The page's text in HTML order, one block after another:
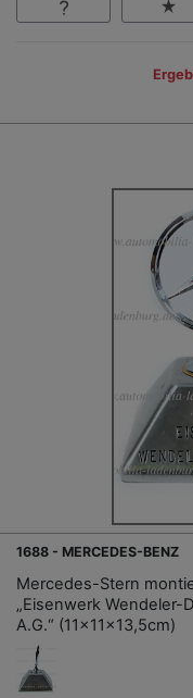
1688 - MERCEDES-BENZ
Mercedes-Stern
„Eisenwerk Wendeler-
A.G.“ (11x11x13,5cm)